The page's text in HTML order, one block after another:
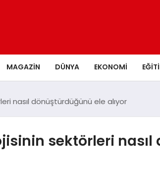
MAGAZIN DÜNYA EKONOMI
nasıl dönüştürdüğünü ele alıyor
sektörleri